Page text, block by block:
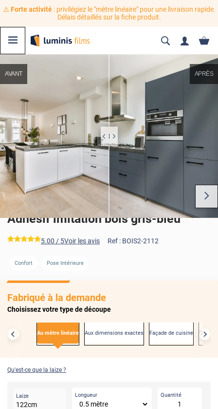
⚠️ Forte activité: privilégiez le "mètre linéaire" pour une livraison rapide.
Délais détaillés sur la fiche produit.
AVANT APRÈS
AVANT
Adhésif imitation bois gris-bleu
*****
5.00 / 5Voir les avis Ref : BOIS2-2112
Confort Pose Intérieure
Fabriqué à la demande
Choisissez votre type de découpe
Au mètre linéaire Aux dimensions exactes Façade de cuisine
Qu'est-ce que la laize ?
Laize
122cm
Longueur Quantité